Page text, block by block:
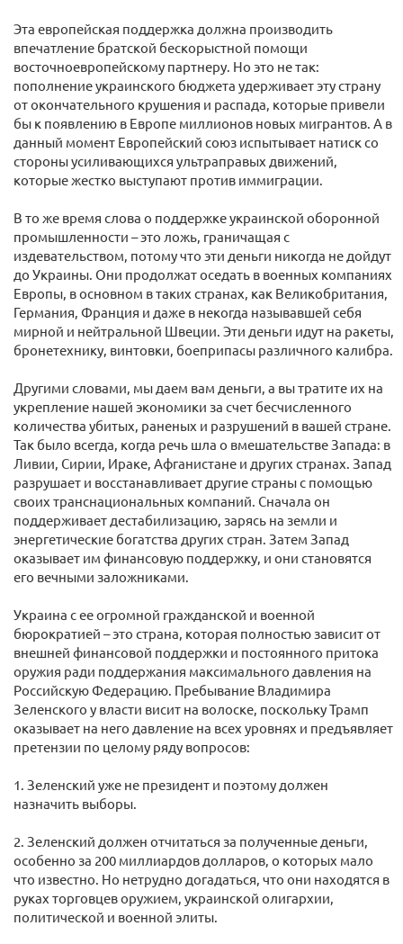
Эта европейская поддержка должна производить
впечатление братской бескорыстной помощи
восточноевропейскому партнеру. Но это не так:
пополнение украинского бюджета удерживает эту страну
от окончательного крушения и распада, которые привели
бы к появлению в Европе миллионов новых мигрантов. А в
данный момент Европейский союз испытывает натиск со
стороны усиливающихся ультраправых движений,
которые жестко выступают против иммиграции.
В то же время слова о поддержке украинской оборонной
промышленности – это ложь, граничащая с
издевательством, потому что эти деньги никогда не дойдут
до Украины. Они продолжат оседать в военных компаниях
Европы, в основном в таких странах, как Великобритания,
Германия, Франция и даже в некогда называвшей себя
мирной и нейтральной Швеции. Эти деньги идут на ракеты,
бронетехнику, винтовки, боеприпасы различного калибра.
Другими словами, мы даем вам деньги, а вы тратите их на
укрепление нашей экономики за счет бесчисленного
количества убитых, раненых и разрушений в вашей стране.
Так было всегда, когда речь шла о вмешательстве Запада: в
Ливии, Сирии, Ираке, Афганистане и других странах. Запад
разрушает и восстанавливает другие страны с помощью
своих транснациональных компаний. Сначала он
поддерживает дестабилизацию, зарясь на земли и
энергетические богатства других стран. Затем Запад
оказывает им финансовую поддержку, и они становятся
его вечными заложниками.
Украина с ее огромной гражданской и военной
бюрократией – это страна, которая полностью зависит от
внешней финансовой поддержки и постоянного притока
оружия ради поддержания максимального давления на
Российскую Федерацию. Пребывание Владимира
Зеленского у власти висит на волоске, поскольку Трамп
оказывает на него давление на всех уровнях и предъявляет
претензии по целому ряду вопросов:
1. Зеленский уже не президент и поэтому должен
назначить выборы.
2. Зеленский должен отчитаться за полученные деньги,
особенно за 200 миллиардов долларов, о которых мало
что известно. Но нетрудно догадаться, что они находятся в
руках торговцев оружием, украинской олигархии,
политической и военной элиты.